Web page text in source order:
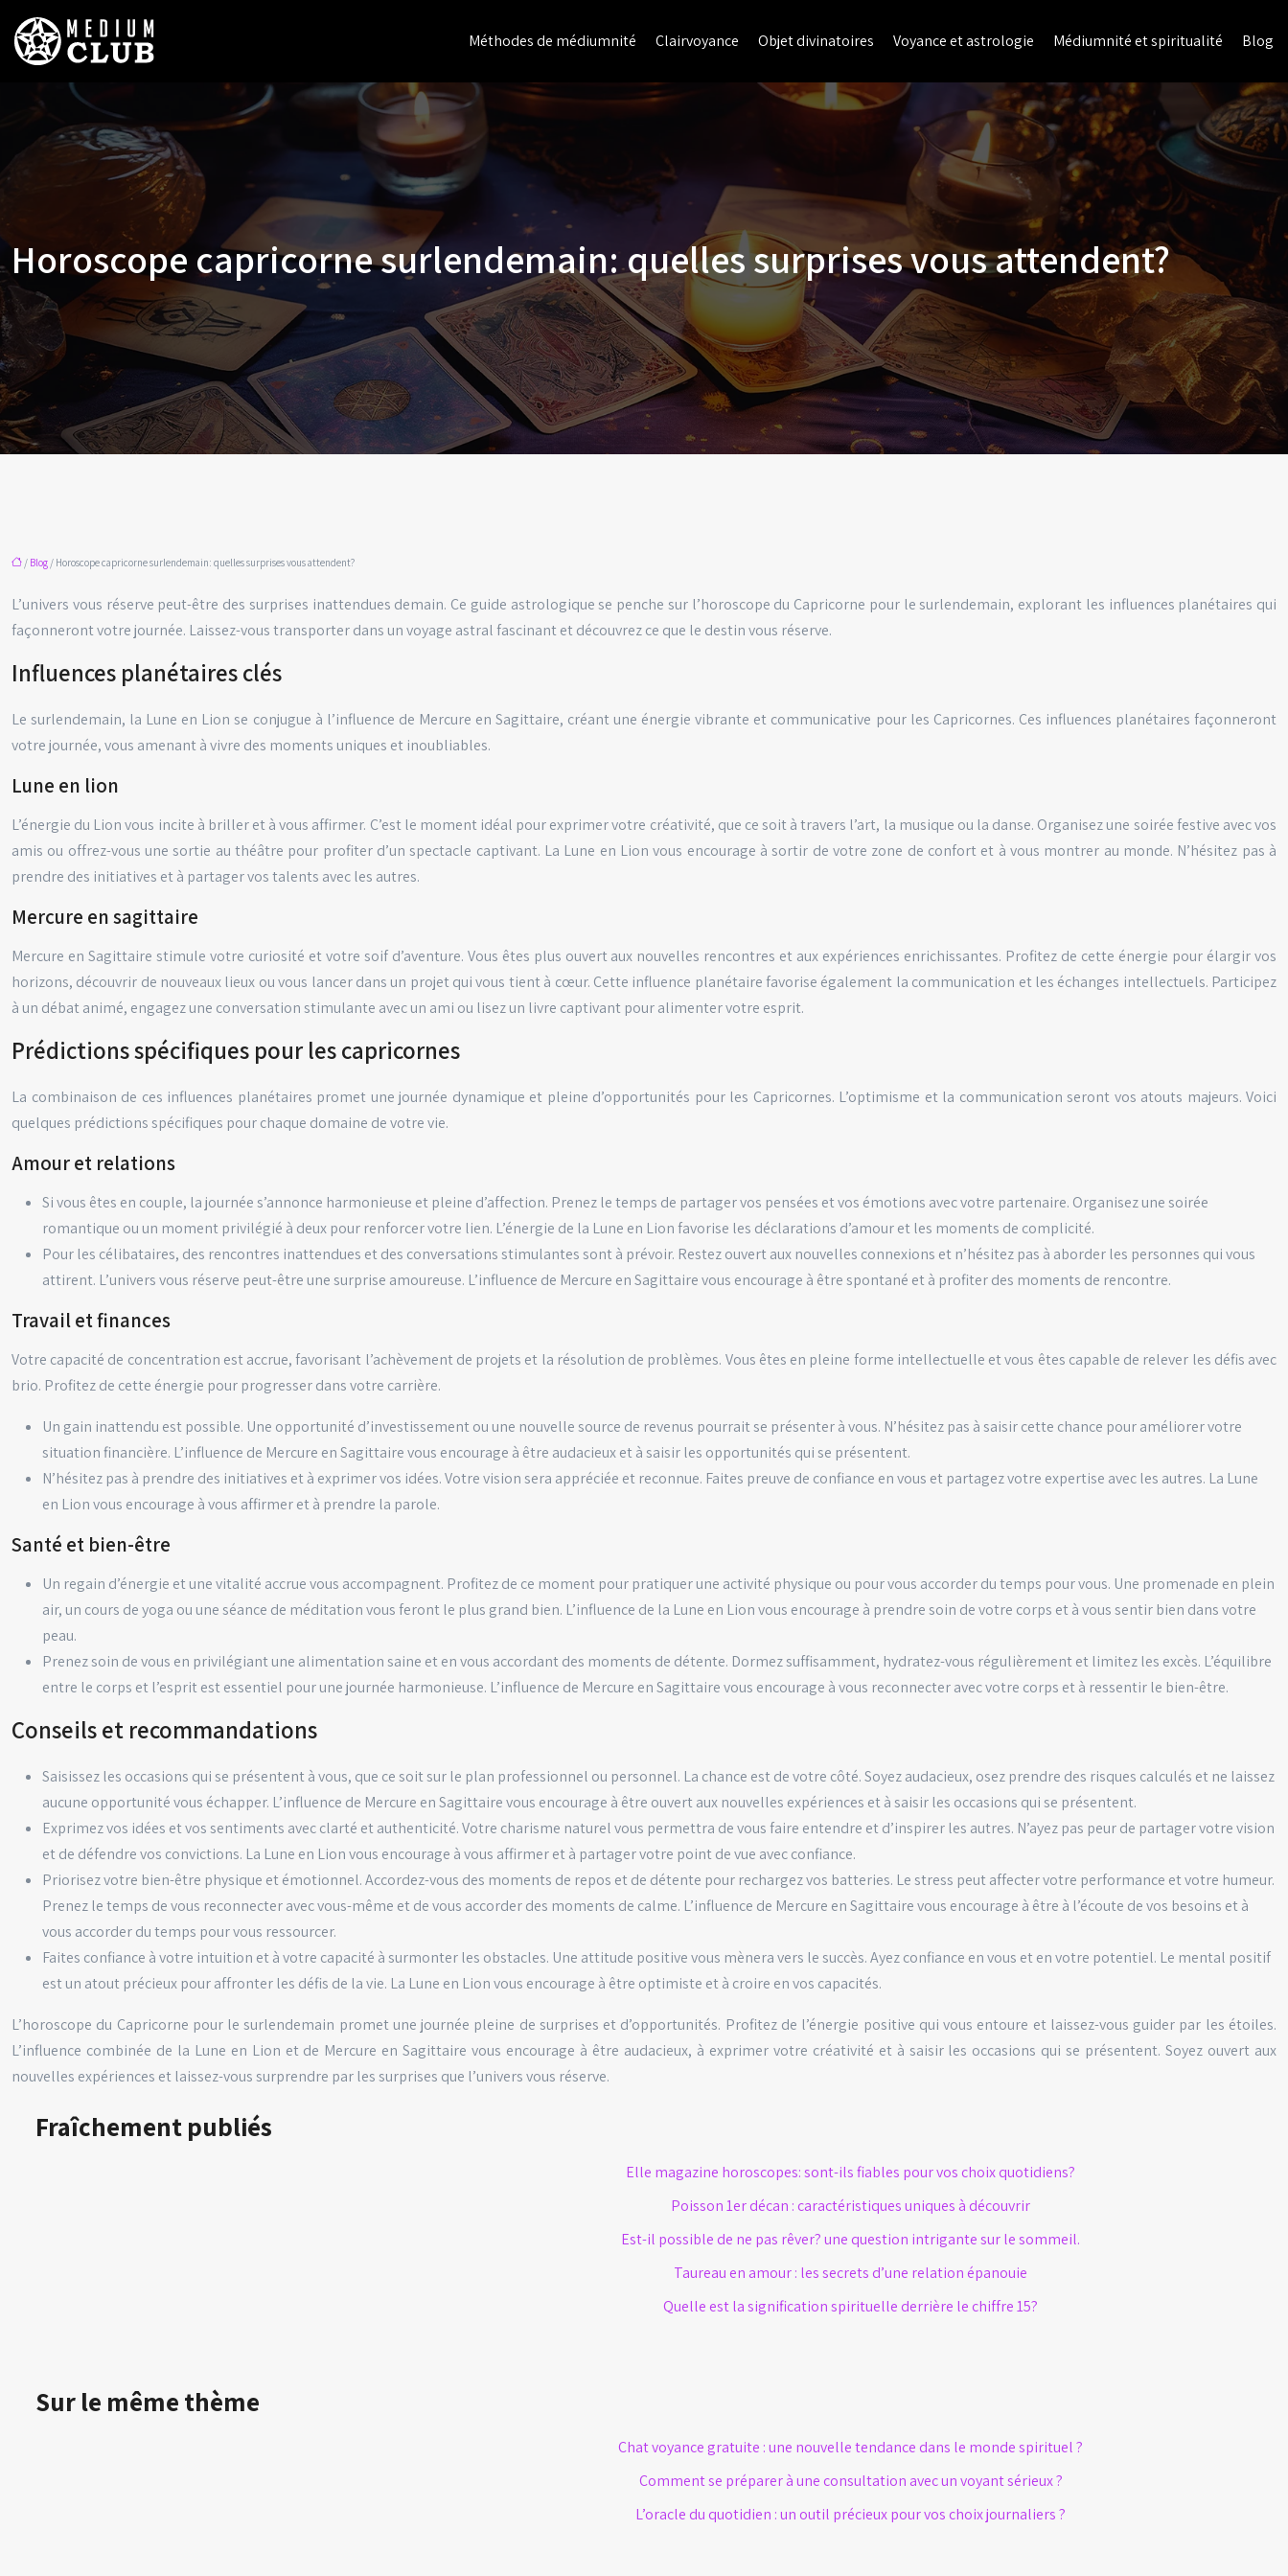
Méthodes de médiumnité Clairvoyance Objet divinatoires Voyance et astrologie Médiumnité et spiritualité Blog
Horoscope capricorne surlendemain: quelles surprises vous attendent?
/ Blog / Horoscope capricorne surlendemain: quelles surprises vous attendent?
L’univers vous réserve peut-être des surprises inattendues demain. Ce guide astrologique se penche sur l’horoscope du Capricorne pour le surlendemain, explorant les influences planétaires qui
façonneront votre journée. Laissez-vous transporter dans un voyage astral fascinant et découvrez ce que le destin vous réserve.
Influences planétaires clés
Le surlendemain, la Lune en Lion se conjugue à l’influence de Mercure en Sagittaire, créant une énergie vibrante et communicative pour les Capricornes. Ces influences planétaires façonneront
votre journée, vous amenant à vivre des moments uniques et inoubliables.
Lune en lion
L’énergie du Lion vous incite à briller et à vous affirmer. C’est le moment idéal pour exprimer votre créativité, que ce soit à travers l’art, la musique ou la danse. Organisez une soirée festive avec vos
amis ou offrez-vous une sortie au théâtre pour profiter d’un spectacle captivant. La Lune en Lion vous encourage à sortir de votre zone de confort et à vous montrer au monde. N’hésitez pas à
prendre des initiatives et à partager vos talents avec les autres.
Mercure en sagittaire
Mercure en Sagittaire stimule votre curiosité et votre soif d’aventure. Vous êtes plus ouvert aux nouvelles rencontres et aux expériences enrichissantes. Profitez de cette énergie pour élargir vos
horizons, découvrir de nouveaux lieux ou vous lancer dans un projet qui vous tient à cœur. Cette influence planétaire favorise également la communication et les échanges intellectuels. Participez
à un débat animé, engagez une conversation stimulante avec un ami ou lisez un livre captivant pour alimenter votre esprit.
Prédictions spécifiques pour les capricornes
La combinaison de ces influences planétaires promet une journée dynamique et pleine d’opportunités pour les Capricornes. L’optimisme et la communication seront vos atouts majeurs. Voici
quelques prédictions spécifiques pour chaque domaine de votre vie.
Amour et relations
Si vous êtes en couple, la journée s’annonce harmonieuse et pleine d’affection. Prenez le temps de partager vos pensées et vos émotions avec votre partenaire. Organisez une soirée
romantique ou un moment privilégié à deux pour renforcer votre lien. L’énergie de la Lune en Lion favorise les déclarations d’amour et les moments de complicité.
Pour les célibataires, des rencontres inattendues et des conversations stimulantes sont à prévoir. Restez ouvert aux nouvelles connexions et n’hésitez pas à aborder les personnes qui vous
attirent. L’univers vous réserve peut-être une surprise amoureuse. L’influence de Mercure en Sagittaire vous encourage à être spontané et à profiter des moments de rencontre.
Travail et finances
Votre capacité de concentration est accrue, favorisant l’achèvement de projets et la résolution de problèmes. Vous êtes en pleine forme intellectuelle et vous êtes capable de relever les défis avec
brio. Profitez de cette énergie pour progresser dans votre carrière.
Un gain inattendu est possible. Une opportunité d’investissement ou une nouvelle source de revenus pourrait se présenter à vous. N’hésitez pas à saisir cette chance pour améliorer votre
situation financière. L’influence de Mercure en Sagittaire vous encourage à être audacieux et à saisir les opportunités qui se présentent.
N’hésitez pas à prendre des initiatives et à exprimer vos idées. Votre vision sera appréciée et reconnue. Faites preuve de confiance en vous et partagez votre expertise avec les autres. La Lune
en Lion vous encourage à vous affirmer et à prendre la parole.
Santé et bien-être
Un regain d’énergie et une vitalité accrue vous accompagnent. Profitez de ce moment pour pratiquer une activité physique ou pour vous accorder du temps pour vous. Une promenade en plein
air, un cours de yoga ou une séance de méditation vous feront le plus grand bien. L’influence de la Lune en Lion vous encourage à prendre soin de votre corps et à vous sentir bien dans votre
peau.
Prenez soin de vous en privilégiant une alimentation saine et en vous accordant des moments de détente. Dormez suffisamment, hydratez-vous régulièrement et limitez les excès. L’équilibre
entre le corps et l’esprit est essentiel pour une journée harmonieuse. L’influence de Mercure en Sagittaire vous encourage à vous reconnecter avec votre corps et à ressentir le bien-être.
Conseils et recommandations
Saisissez les occasions qui se présentent à vous, que ce soit sur le plan professionnel ou personnel. La chance est de votre côté. Soyez audacieux, osez prendre des risques calculés et ne laissez
aucune opportunité vous échapper. L’influence de Mercure en Sagittaire vous encourage à être ouvert aux nouvelles expériences et à saisir les occasions qui se présentent.
Exprimez vos idées et vos sentiments avec clarté et authenticité. Votre charisme naturel vous permettra de vous faire entendre et d’inspirer les autres. N’ayez pas peur de partager votre vision
et de défendre vos convictions. La Lune en Lion vous encourage à vous affirmer et à partager votre point de vue avec confiance.
Priorisez votre bien-être physique et émotionnel. Accordez-vous des moments de repos et de détente pour rechargez vos batteries. Le stress peut affecter votre performance et votre humeur.
Prenez le temps de vous reconnecter avec vous-même et de vous accorder des moments de calme. L’influence de Mercure en Sagittaire vous encourage à être à l’écoute de vos besoins et à
vous accorder du temps pour vous ressourcer.
Faites confiance à votre intuition et à votre capacité à surmonter les obstacles. Une attitude positive vous mènera vers le succès. Ayez confiance en vous et en votre potentiel. Le mental positif
est un atout précieux pour affronter les défis de la vie. La Lune en Lion vous encourage à être optimiste et à croire en vos capacités.
L’horoscope du Capricorne pour le surlendemain promet une journée pleine de surprises et d’opportunités. Profitez de l’énergie positive qui vous entoure et laissez-vous guider par les étoiles.
L’influence combinée de la Lune en Lion et de Mercure en Sagittaire vous encourage à être audacieux, à exprimer votre créativité et à saisir les occasions qui se présentent. Soyez ouvert aux
nouvelles expériences et laissez-vous surprendre par les surprises que l’univers vous réserve.
Fraîchement publiés
Elle magazine horoscopes: sont-ils fiables pour vos choix quotidiens?
Poisson 1er décan : caractéristiques uniques à découvrir
Est-il possible de ne pas rêver? une question intrigante sur le sommeil.
Taureau en amour : les secrets d’une relation épanouie
Quelle est la signification spirituelle derrière le chiffre 15?
Sur le même thème
Chat voyance gratuite : une nouvelle tendance dans le monde spirituel ?
Comment se préparer à une consultation avec un voyant sérieux ?
L’oracle du quotidien : un outil précieux pour vos choix journaliers ?